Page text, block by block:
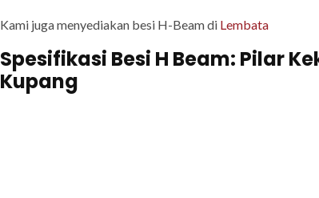
Kami juga menyediakan besi H-Beam di Lembata
Spesifikasi Besi H Beam: Pilar
Kupang